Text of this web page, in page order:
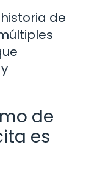
de
de
es